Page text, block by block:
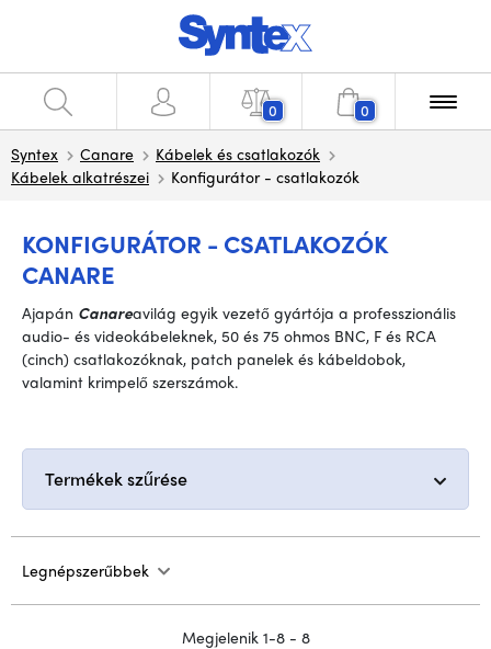
0 0
Syntex Canare
Kábelek és csatlakozók
Kábelek alkatrészei
Konfigurátor - csatlakozók
KONFIGURÁTOR - CSATLAKOZÓK
CANARE
Ajapán Canareavilág egyik vezető gyártója a professzionális
audio- és videokábeleknek, 50 és 75 ohmos BNC, F és RCA
(cinch) csatlakozóknak, patch panelek és kábeldobok,
valamint krimpelő szerszámok.
Termékek szűrése
Legnépszerűbbek
Megjelenik 1-8 - 8